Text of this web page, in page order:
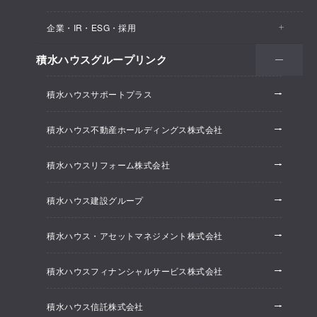
保育所・教育支援施設
オフィス・事務所
建築実例
オフィス系開発事業
ホテル系開発事業
大規模開発事業
賃貸マンション開発事業
企業・IR・ESG・採用
会社情報
株主・投資家情報
ESG経営
研究開発
採用情報
ニュースリリース
積水ハウスグループリンク
積水ハウスサポートプラス
積水ハウス不動産ホールディングス株式会社
積水ハウスリフォーム株式会社
積水ハウス建設グループ
積水ハウス・アセットマネジメント株式会社
積水ハウスフィナンシャルサービス株式会社
積水ハウス信託株式会社